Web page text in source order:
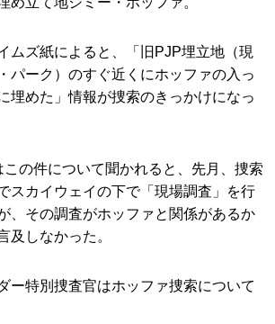
ムズ紙によると、「旧PJP埋立地（現
パーク）のすぐ近くにホッファの入っ
埋めた」情報が捜索のきっかけになっ
この件について聞かれると、先月、捜索
スカイウェイの下で「現場調査」を行
、その調査がホッファと関係があるか
及しなかった。
ー特別捜査官はホッファ捜索について